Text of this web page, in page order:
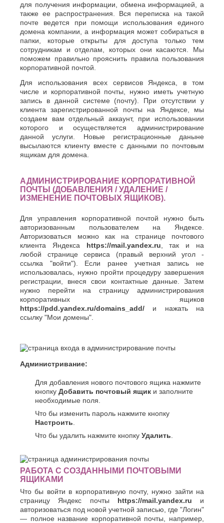
для получения информации, обмена информацией, а
также ее распространения. Вся переписка на такой
почте ведется при помощи использования единого
домена компании, а информация может собираться в
папки, которые открыты для доступа только тем
сотрудникам и отделам, которых они касаются. Мы
поможем правильно прояснить правила пользования
корпоративной почтой.
Для использования всех сервисов Яндекса, в том
числе и корпоративной почты, нужно иметь учетную
запись в данной системе (почту). При отсутствии у
клиента зарегистрированной почты на Яндексе, мы
создаем вам отдельный аккаунт, при использовании
которого и осуществляется администрирование
данной услуги. Новые регистрационные даныне
высылаются клиенту вместе с данными по почтовым
ящикам для домена.
АДМИНИСТРИРОВАНИЕ КОРПОРАТИВНОЙ
ПОЧТЫ (ДОБАВЛЕНИЯ / УДАЛЕНИЕ /
ИЗМЕНЕНИЕ ПОЧТОВЫХ ЯЩИКОВ).
Для управления корпоративной почтой нужно быть
авторизованным пользователем на Яндексе.
Авторизоваться можно как на странице почтового
клиента Яндекса https://mail.yandex.ru , так и на
любой странице сервиса (правый верхний угол -
ссылка "войти"). Если ранее учетная запись не
использовалась, нужно пройти процедуру завершения
регистрации, внеся свои контактные данные. Затем
нужно перейти на страницу администрирования
корпоративных ящиков
https://pdd.yandex.ru/domains_add/ и нажать на
ссылку "Мои домены".
Администривание:
Для добавления нового почтового ящика нажмите
кнопку Добавить почтовый ящик и заполните
необходимые поля.
Что бы изменить пароль нажмите кнопку
Настроить
Что бы удалить нажмите кнопку Удалить
РАБОТА С СОЗДАННЫМИ ПОЧТОВЫМИ
ЯЩИКАМИ
Что бы войти в корпоративную почту, нужно зайти на
страницу Яндекс почты https://mail.yandex.ru и
авторизоваться под новой учетной записью, где "Логин"
— полное название корпоративной почты, например,